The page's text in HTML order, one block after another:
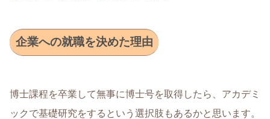
企業への就職を決めた理由
博士課程を卒業して無事に博士号を取得したら、アカデミ
ックで基礎研究をするという選択肢もあるかと思います。